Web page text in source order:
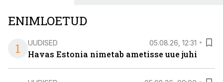
ENIMLOETUD
1
UUDISED 05.08.26, 12:31
Havas Estonia nimetab ametisse uue juhi